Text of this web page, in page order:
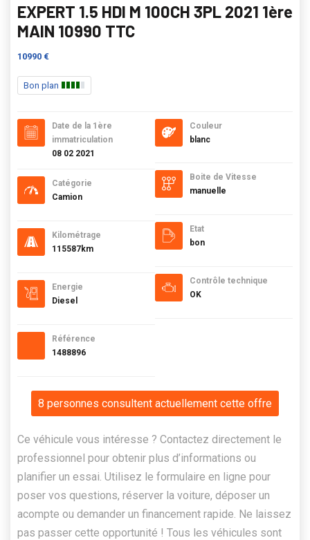
EXPERT 1.5 HDI M 100CH 3PL 2021 1ère
MAIN 10990 TTC
10990 €
Bon plan
Date de la 1ère
immatriculation
08 02 2021
Catégorie
Camion
Kilométrage
115587km
Energie
Diesel
Référence
1488896
Couleur
blanc
Boite de Vitesse
manuelle
Etat
bon
Contrôle technique
OK
8 personnes consultent actuellement cette offre
Ce véhicule vous intéresse ? Contactez directement le
professionnel pour obtenir plus d’informations ou
planifier un essai. Utilisez le formulaire en ligne pour
poser vos questions, réserver la voiture, déposer un
acompte ou demander un financement rapide. Ne laissez
pas passer cette opportunité ! Tous les véhicules sont